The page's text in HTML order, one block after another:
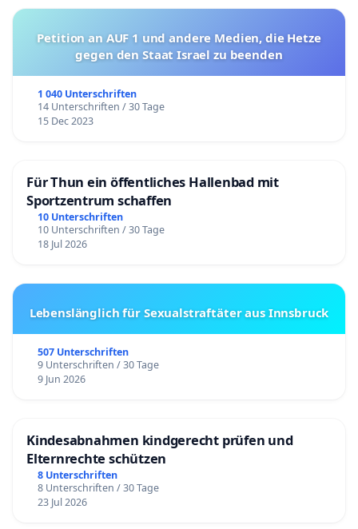
Petition an AUF 1 und andere Medien, die Hetze
gegen den Staat Israel zu beenden
1 040 Unterschriften
14 Unterschriften / 30 Tage
15 Dec 2023
Für Thun ein öffentliches Hallenbad mit
Sportzentrum schaffen
10 Unterschriften
10 Unterschriften / 30 Tage
18 Jul 2026
Lebenslänglich für Sexualstraftäter aus Innsbruck
507 Unterschriften
9 Unterschriften / 30 Tage
9 Jun 2026
Kindesabnahmen kindgerecht prüfen und
Elternrechte schützen
8 Unterschriften
8 Unterschriften / 30 Tage
23 Jul 2026